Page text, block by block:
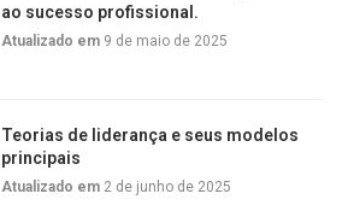
ao sucesso profissional.
Atualizado em 9 de maio de 2025
Teorias de liderança e seus modelos
principais
Atualizado em 2 de junho de 2025